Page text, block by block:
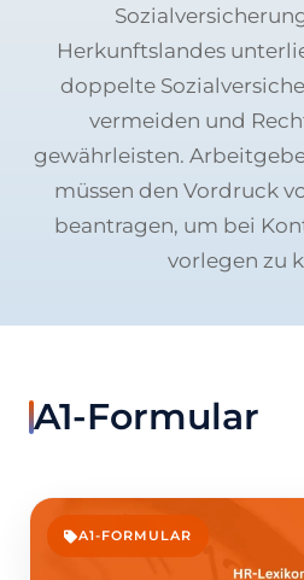
Herkunftslandes
doppelte
vermeiden und
gewährleisten.
müssen den Vordruck
beantragen, um bei
vorlegen zu
A1-Formular
A1-FORMULAR